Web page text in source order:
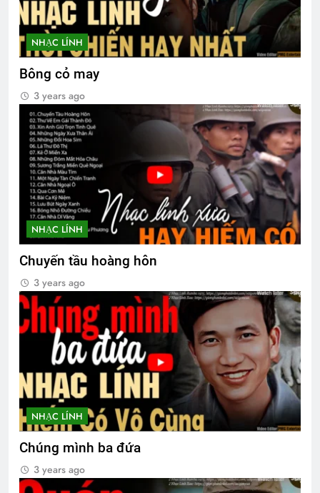
Thu Hường 34 bài nhạc lính
2 Years Ago
NHẠC LÍNH
Bông cỏ may
3 years ago
NHẠC LÍNH
Chuyến tầu hoàng hôn
3 years ago
NHẠC LÍNH
Chúng mình ba đứa
3 years ago